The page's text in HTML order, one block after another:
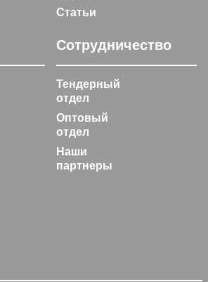
Статьи
Сотрудничество
Тендерный
отдел
Оптовый
отдел
Наши
партнеры